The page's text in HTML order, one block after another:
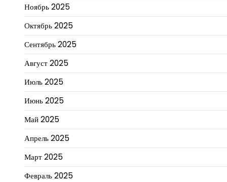
Ноябрь 2025
Октябрь 2025
Сентябрь 2025
Август 2025
Июль 2025
Июнь 2025
Май 2025
Апрель 2025
Март 2025
Февраль 2025